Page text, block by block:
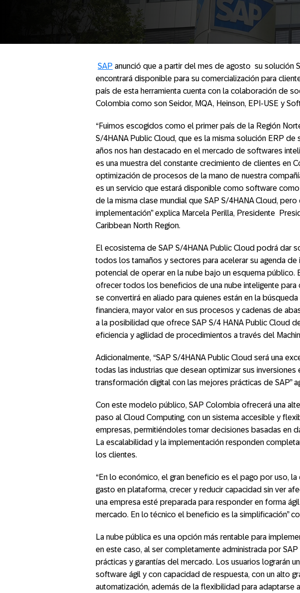
SAP anunció que a partir del mes de agosto su solución
encontrará disponible para su comercialización para
país de esta herramienta cuenta con la colaboración de
Colombia como son Seidor, MQA, Heinson, EPI-USE y
“Fuimos escogidos como el primer país de la Región
S/4HANA Public Cloud, que es la misma solución ERP de
años nos han destacado en el mercado de softwares
es una muestra del constante crecimiento de clientes en
optimización de procesos de la mano de nuestra
es un servicio que estará disponible como software
de la misma clase mundial que SAP S/4HANA Cloud,
implementación” explica Marcela Perilla, Presidente
Caribbean North Region.
El ecosistema de SAP S/4HANA Public Cloud podrá dar
todos los tamaños y sectores para acelerar su agenda de
potencial de operar en la nube bajo un esquema público.
ofrecer todos los beneficios de una nube inteligente para
se convertirá en aliado para quienes están en la
financiera, mayor valor en sus procesos y cadenas de
a la posibilidad que ofrece SAP S/4 HANA Public Cloud
eficiencia y agilidad de procedimientos a través del
Adicionalmente, “SAP S/4HANA Public Cloud será una
todas las industrias que desean optimizar sus inversiones
transformación digital con las mejores prácticas de SAP”
Con este modelo público, SAP Colombia ofrecerá una
paso al Cloud Computing, con un sistema accesible y
empresas, permitiéndoles tomar decisiones basadas en
La escalabilidad y la implementación responden
los clientes.
“En lo económico, el gran beneficio es el pago por uso,
gasto en plataforma, crecer y reducir capacidad sin ver
una empresa esté preparada para responder en forma
mercado. En lo técnico el beneficio es la simplificación”
La nube pública es una opción más rentable para
en este caso, al ser completamente administrada por
prácticas y garantías del mercado. Los usuarios lograrán
software ágil y con capacidad de respuesta, con un alto
automatización, además de la flexibilidad para adaptarse